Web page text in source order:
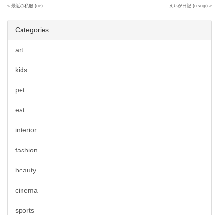
« 最近の私服 (rie) えいが日記 (utsugi) »
Categories
art
kids
pet
eat
interior
fashion
beauty
cinema
sports